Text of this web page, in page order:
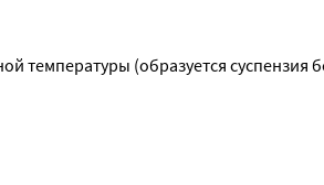
температуры (образуется суспензия